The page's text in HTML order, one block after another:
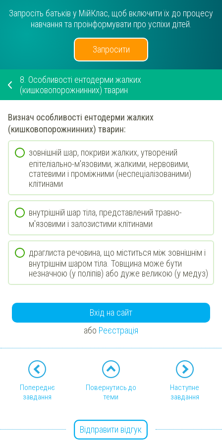
Запросіть батьків у МійКлас, щоб включити їх до процесу
навчання та проінформувати про успіхи дітей.
Запросити
8. Особливості ентодерми жалких
(кишковопорожнинних) тварин
Визнач особливості ентодерми жалких
(кишковопорожнинних) тварин:
зовнішній шар, покриви жалких, утворений
епітеліально-м'язовими, жалкими, нервовими,
статевими і проміжними (неспеціалізованими)
клітинами
внутрішній шар тіла, представлений ​​травно-
м'язовими і залозистими клітинами
драглиста речовина, що міститься між зовнішнім і
внутрішнім шаром тіла. Товщина може бути
незначною (у поліпів) або дуже великою (у медуз)
Вхід на сайт
або Реєстрація
Попереднє
завдання
Повернутись до
теми
Наступне
завдання
Відправити відгук